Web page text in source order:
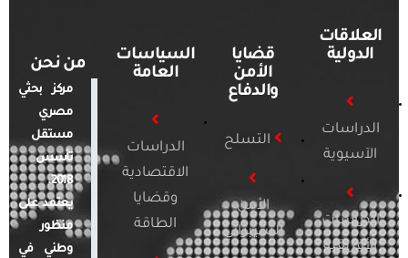
العلاقات
الدولية
الدراسات
الآسيوية
الدراسات
الأفريقية
قضايا
الأمن
والدفاع
التسلح
الأمن
السيبراني
السياسات
العامة
الدراسات
الاقتصادية
وقضايا
الطاقة
من نحن
مركز بحثي
مصري
مستقل
تأسس
2018.
يعتمد على
منظور
وطني في